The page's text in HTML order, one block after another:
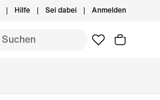
Hilfe Sei dabei Anmelden